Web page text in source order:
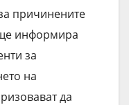
причинените
информира
за
на
да